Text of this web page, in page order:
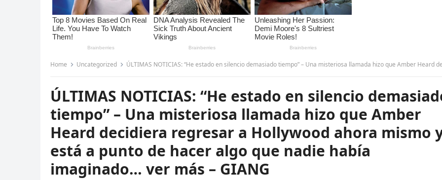
Home Uncategorized ÚLTIMAS NOTICIAS: “He estado en silencio demasiado tiempo” – Una misteriosa llamada hizo que Amber Heard decidiera regresar a Hollywood ahora mismo y está a punto de hacer algo que nadie había imaginado… ver más –
ÚLTIMAS NOTICIAS: “He estado en silencio
tiempo” – Una misteriosa llamada hizo que Amber
Heard decidiera regresar a Hollywood ahora mismo
está a punto de hacer algo que nadie había
imaginado… ver más – GIANG